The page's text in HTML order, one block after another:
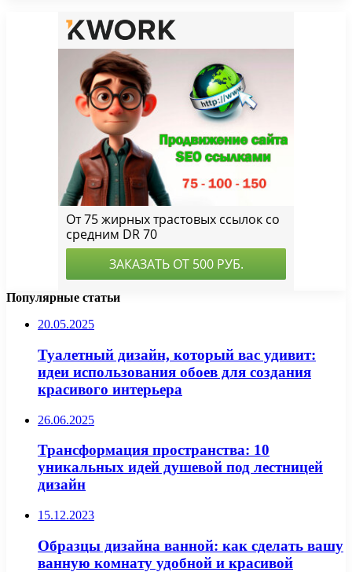
Популярные статьи
20.05.2025
Туалетный дизайн, который вас удивит:
идеи использования обоев для создания
красивого интерьера
26.06.2025
Трансформация пространства: 10
уникальных идей душевой под лестницей
дизайн
15.12.2023
Образцы дизайна ванной: как сделать вашу
ванную комнату удобной и красивой